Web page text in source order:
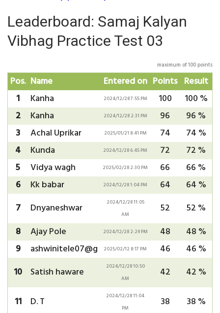
Leaderboard: Samaj Kalyan
Vibhag Practice Test 03
maximum of 100 points
Pos. Name Entered on Points Result
1
Kanha 2024/12/28 7:55 PM 100
100 %
2
Kanha 2024/12/28 2:31 PM 96
96 %
3
Achal Uprikar 2025/01/21 8:41 PM 74
74 %
4
Kunda 2024/12/28 6:45 PM 72
72 %
5
Vidya wagh 2025/02/28 2:30 PM 66
66 %
6
Kk babar 2024/12/28 1:04 PM 64
64 %
7
Dnyaneshwar
2024/12/28 11:05
AM
52
52 %
8
Ajay Pole 2024/12/28 2:29 PM 48
48 %
9
ashwinitele07@g 2025/02/12 8:17 PM 46
46 %
10
Satish haware
2024/12/28 10:50
AM
42 42 %
11 D. T
2024/12/28 11:04
PM
38
38 %